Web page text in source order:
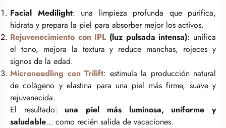
Facial Medilight: una limpieza profunda que purifica,
hidrata y prepara la piel para absorber mejor los activos.
Rejuvenecimiento con IPL(luz pulsada intensa): unifica
el tono, mejora la textura y reduce manchas, rojeces y
signos de la edad.
Microneedling con Trilift: estimula la producción natural
de colágeno y elastina para una piel más firme, suave y
rejuvenecida.
El resultado: una piel más luminosa, uniforme y
saludable… como recién salida de vacaciones.